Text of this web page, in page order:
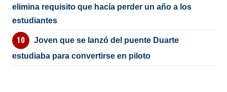
elimina requisito que hacía perder un año a los
estudiantes
Joven que se lanzó del puente Duarte
estudiaba para convertirse en piloto